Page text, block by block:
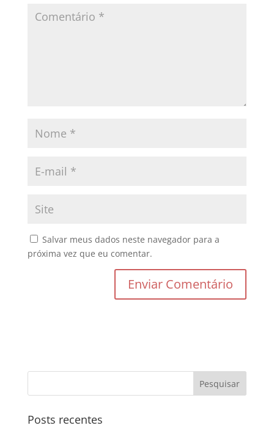
Salvar meus dados neste navegador para a
próxima vez que eu comentar.
Posts recentes